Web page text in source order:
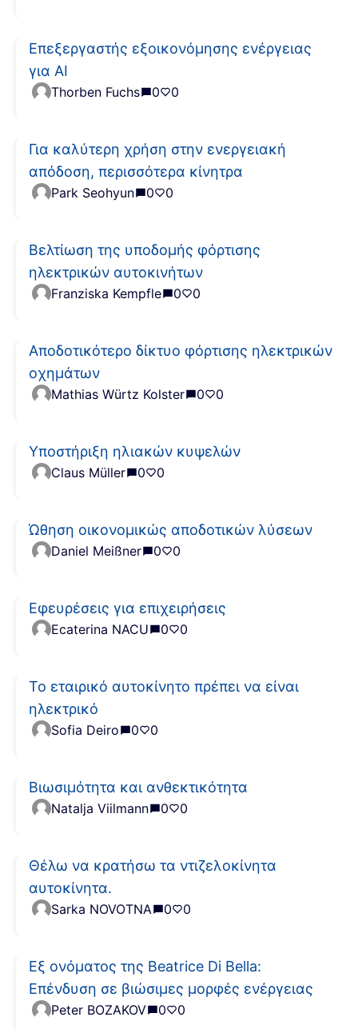
Επεξεργαστής εξοικονόμησης ενέργειας
για AI
Thorben Fuchs 0 0
Για καλύτερη χρήση στην ενεργειακή
απόδοση, περισσότερα κίνητρα
Park Seohyun 0 0
Βελτίωση της υποδομής φόρτισης
ηλεκτρικών αυτοκινήτων
Franziska Kempfle 0 0
Αποδοτικότερο δίκτυο φόρτισης ηλεκτρικών
οχημάτων
Mathias Würtz Kolster 0 0
Υποστήριξη ηλιακών κυψελών
Claus Müller 0 0
Ώθηση οικονομικώς αποδοτικών λύσεων
Daniel Meißner 0 0
Εφευρέσεις για επιχειρήσεις
Ecaterina NACU 0 0
Το εταιρικό αυτοκίνητο πρέπει να είναι
ηλεκτρικό
Sofia Deiro 0 0
Βιωσιμότητα και ανθεκτικότητα
Natalja Viilmann 0 0
Θέλω να κρατήσω τα ντιζελοκίνητα
αυτοκίνητα.
Sarka NOVOTNA 0 0
Εξ ονόματος της Beatrice Di Bella:
Επένδυση σε βιώσιμες μορφές ενέργειας
Peter BOZAKOV 0 0